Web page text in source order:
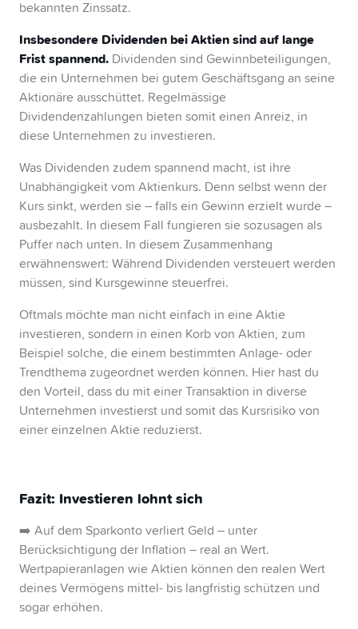
bekannten Zinssatz.
Insbesondere Dividenden bei Aktien sind auf lange
Frist spannend. Dividenden sind Gewinnbeteiligungen,
die ein Unternehmen bei gutem Geschäftsgang an seine
Aktionäre ausschüttet. Regelmässige
Dividendenzahlungen bieten somit einen Anreiz, in
diese Unternehmen zu investieren.
Was Dividenden zudem spannend macht, ist ihre
Unabhängigkeit vom Aktienkurs. Denn selbst wenn der
Kurs sinkt, werden sie – falls ein Gewinn erzielt wurde –
ausbezahlt. In diesem Fall fungieren sie sozusagen als
Puffer nach unten. In diesem Zusammenhang
erwähnenswert: Während Dividenden versteuert werden
müssen, sind Kursgewinne steuerfrei.
Oftmals möchte man nicht einfach in eine Aktie
investieren, sondern in einen Korb von Aktien, zum
Beispiel solche, die einem bestimmten Anlage- oder
Trendthema zugeordnet werden können. Hier hast du
den Vorteil, dass du mit einer Transaktion in diverse
Unternehmen investierst und somit das Kursrisiko von
einer einzelnen Aktie reduzierst.
Fazit: Investieren lohnt sich
➡️ Auf dem Sparkonto verliert Geld – unter
Berücksichtigung der Inflation – real an Wert.
Wertpapieranlagen wie Aktien können den realen Wert
deines Vermögens mittel- bis langfristig schützen und
sogar erhöhen.